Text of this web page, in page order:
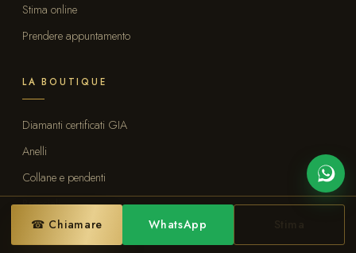
☎ Chiamare WhatsApp
Stima online
Prendere appuntamento
LA BOUTIQUE
Diamanti certificati GIA
Anelli
Collane e pendenti
Bracciali
Tutti i pezzi